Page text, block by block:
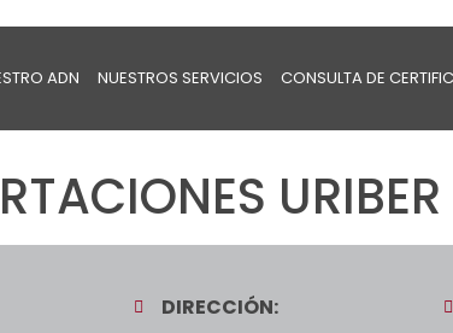
ADN NUESTROS SERVICIOS CONSULTA DE
DIRECCIÓN: